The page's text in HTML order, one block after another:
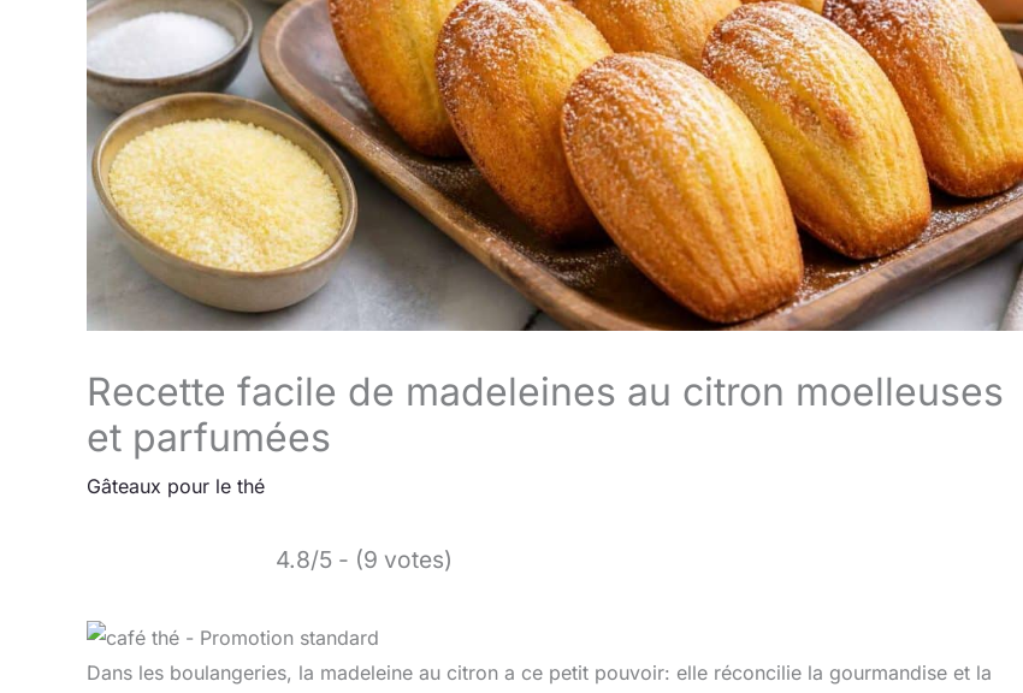
Recette facile de madeleines au citron moelleuses
et parfumées
Gâteaux pour le thé
4.8/5 - (9 votes)
Dans les boulangeries, la madeleine au citron a ce petit pouvoir: elle réconcilie la gourmandise et la